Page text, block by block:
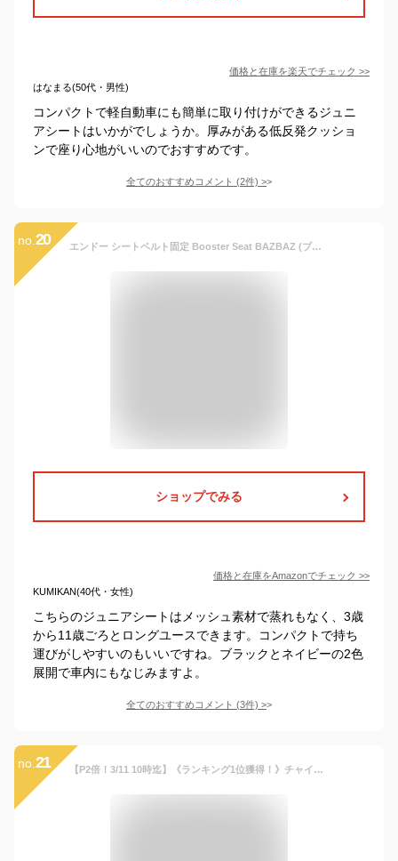
価格と在庫を楽天でチェック >>
はなまる(50代・男性)
コンパクトで軽自動車にも簡単に取り付けができるジュニ
アシートはいかがでしょうか。厚みがある低反発クッショ
ンで座り心地がいいのでおすすめです。
全てのおすすめコメント (2件) >
no. 20 エンドー シートベルト固定 Booster Seat BAZBAZ (ブースターシート バズバズ) ブラック 3歳~
ショップでみる
価格と在庫をAmazonでチェック >>
KUMIKAN(40代・女性)
こちらのジュニアシートはメッシュ素材で蒸れもなく、3歳
から11歳ごろとロングユースできます。コンパクトで持ち
運びがしやすいのもいいですね。ブラックとネイビーの2色
展開で車内にもなじみますよ。
全てのおすすめコメント (3件) >
no. 21 【P2倍！3/11 10時迄】《ランキング1位獲得！》チャイルドシート ジュニアシート 1歳から 新安全基準R129適合 固定式 送料無料 シートベルト固定式 子供 子ども こども ベビー 新基準 洗える1歳 1歳半 11歳まで 2歳 3歳 長く 使える